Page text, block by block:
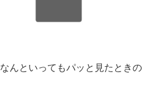
んといってもパッと見たときの